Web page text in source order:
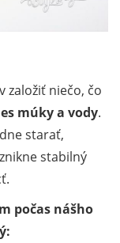
založiť niečo, čo
múky a vody.
starať,
stabilný
počas nášho